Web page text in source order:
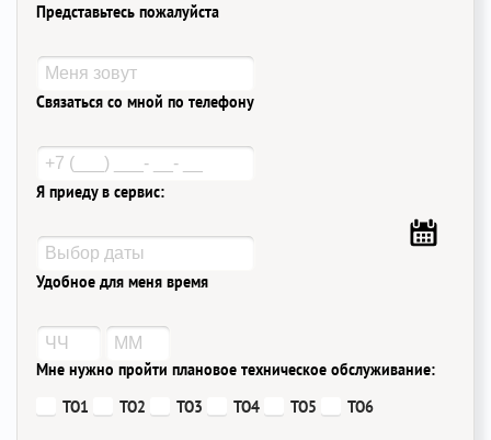
Представьтесь пожалуйста
Связаться со мной по телефону
Я приеду в сервис:
Удобное для меня время
Мне нужно пройти плановое техническое обслуживание:
ТО1
ТО2 ТО3 ТО4 ТО5 ТО6